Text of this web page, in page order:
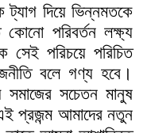
ট্যাগ দিয়ে ভিন্নমতকে
কোনো পরিবর্তন লক্ষ্য
সেই পরিচয়ে পরিচিত
বলে গণ্য হবে।
সমাজের সচেতন মানুষ
প্রজন্ম আমাদের নতুন